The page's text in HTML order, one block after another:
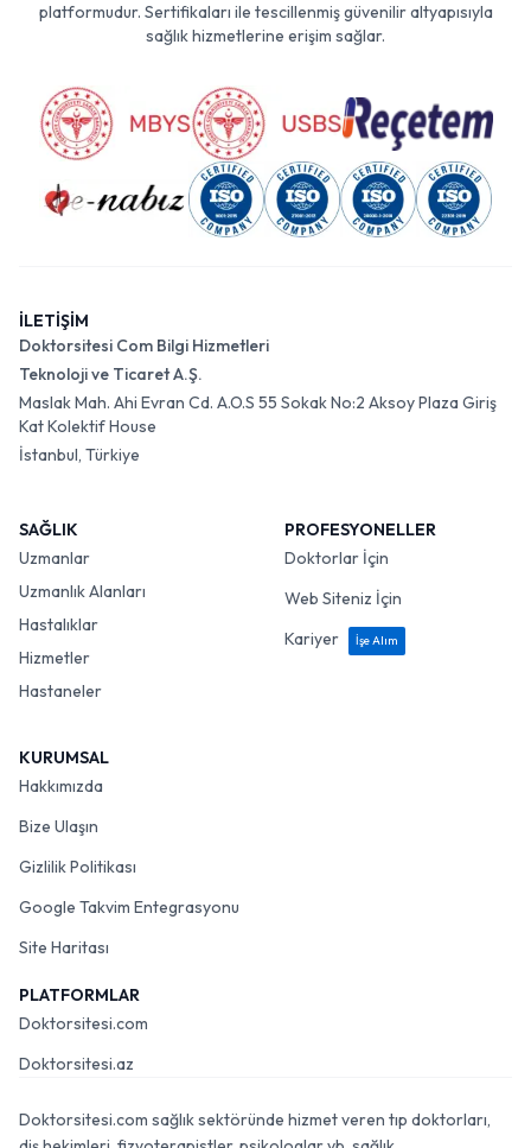
platformudur. Sertifikaları ile tescillenmiş güvenilir altyapısıyla
sağlık hizmetlerine erişim sağlar.
İLETİŞİM
Doktorsitesi Com Bilgi Hizmetleri
Teknoloji ve Ticaret A.Ş.
Maslak Mah. Ahi Evran Cd. A.O.S 55 Sokak No:2 Aksoy Plaza Giriş
Kat Kolektif House
İstanbul, Türkiye
SAĞLIK
Uzmanlar
Uzmanlık Alanları
Hastalıklar
Hizmetler
Hastaneler
PROFESYONELLER
Doktorlar İçin
Web Siteniz İçin
Kariyer
İşe Alım
KURUMSAL
Hakkımızda
Bize Ulaşın
Gizlilik Politikası
Google Takvim Entegrasyonu
Site Haritası
PLATFORMLAR
Doktorsitesi.com
Doktorsitesi.az
Doktorsitesi.com sağlık sektöründe hizmet veren tıp doktorları,